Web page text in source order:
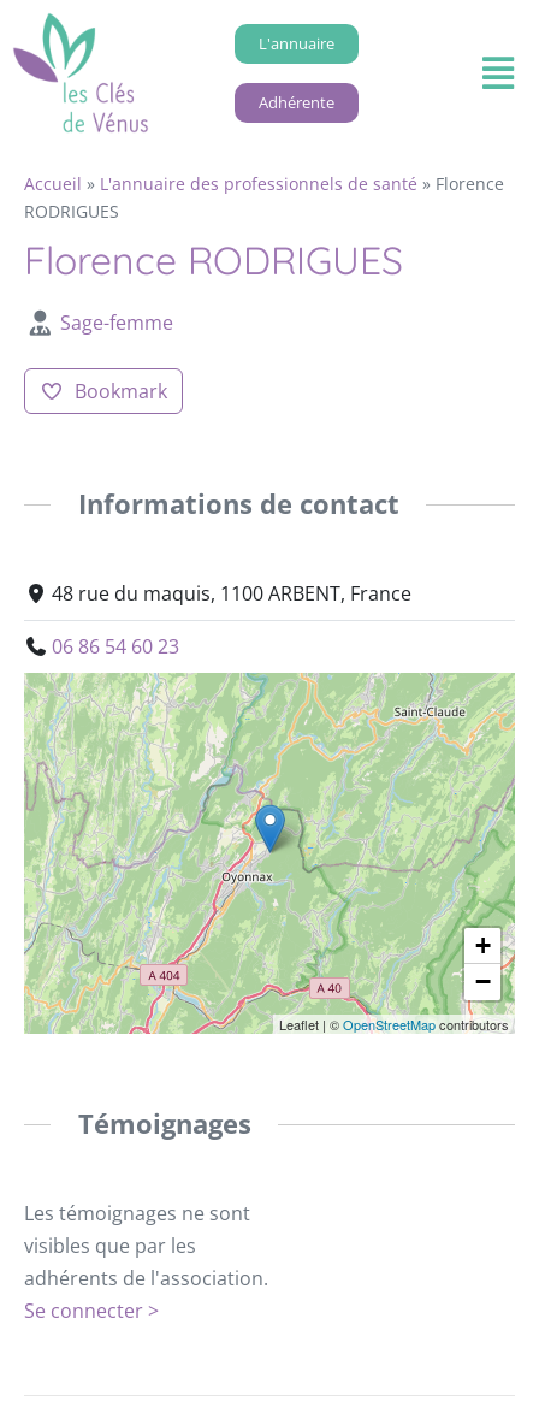
L'annuaire
Adhérente
Accueil » L'annuaire des professionnels de santé » Florence
RODRIGUES
Florence RODRIGUES
Sage-femme
Bookmark
Informations de contact
48 rue du maquis, 1100 ARBENT, France
06 86 54 60 23
+
−
Leaflet | ©OpenStreetMapcontributors
Témoignages
Les témoignages ne sont
visibles que par les
adhérents de l'association.
Se connecter >